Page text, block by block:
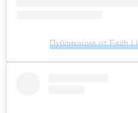
Публикация от Faith